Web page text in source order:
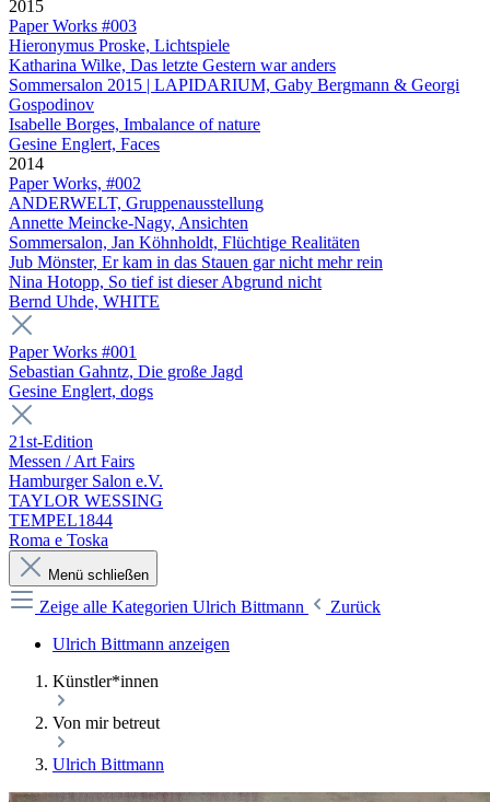
2015
Paper Works #003
Hieronymus Proske, Lichtspiele
Katharina Wilke, Das letzte Gestern war anders
Sommersalon 2015 | LAPIDARIUM, Gaby Bergmann & Georgi
Gospodinov
Isabelle Borges, Imbalance of nature
Gesine Englert, Faces
2014
Paper Works, #002
ANDERWELT, Gruppenausstellung
Annette Meincke-Nagy, Ansichten
Sommersalon, Jan Köhnholdt, Flüchtige Realitäten
Jub Mönster, Er kam in das Stauen gar nicht mehr rein
Nina Hotopp, So tief ist dieser Abgrund nicht
Bernd Uhde, WHITE
Paper Works #001
Sebastian Gahntz, Die große Jagd
Gesine Englert, dogs
21st-Edition
Messen / Art Fairs
Hamburger Salon e.V.
TAYLOR WESSING
TEMPEL1844
Roma e Toska
Menü schließen
Zeige alle Kategorien Ulrich Bittmann
Zurück
Ulrich Bittmann anzeigen
Künstler*innen
Von mir betreut
Ulrich Bittmann